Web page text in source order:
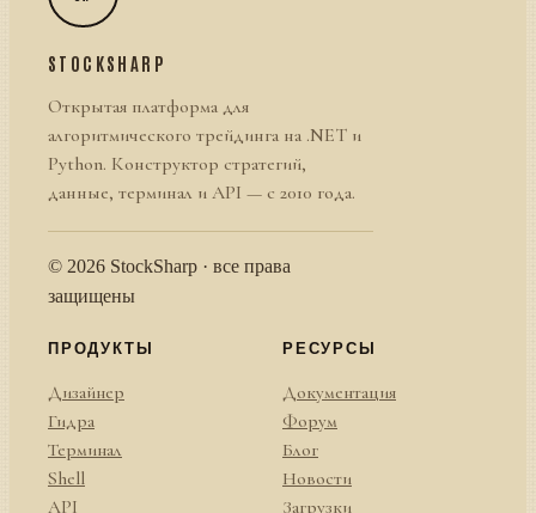
STOCKSHARP
Открытая платформа для
алгоритмического трейдинга на .NET и
Python. Конструктор стратегий,
данные, терминал и API — с 2010 года.
© 2026 StockSharp · все права
защищены
ПРОДУКТЫ
Дизайнер
Гидра
Терминал
Shell
API
РЕСУРСЫ
Документация
Форум
Блог
Новости
Загрузки